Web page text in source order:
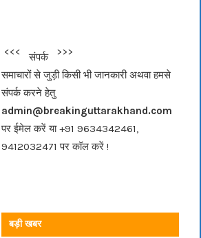
b
o
o
k
<<<
संपर्क
>>>
समाचारों से जुड़ी किसी भी जानकारी अथवा हमसे
संपर्क करने हेतु
admin@breakinguttarakhand.com
पर ईमेल करें या +91 9634342461,
9412032471 पर कॉल करें !
बड़ी खबर